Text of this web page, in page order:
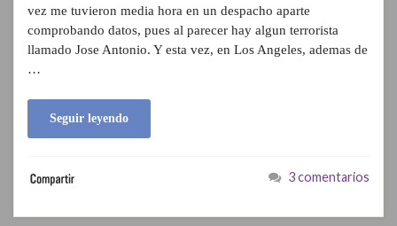
vez me tuvieron media hora en un despacho aparte
comprobando datos, pues al parecer hay algun terrorista
llamado Jose Antonio. Y esta vez, en Los Angeles, ademas de
…
Seguir leyendo
3 comentarios